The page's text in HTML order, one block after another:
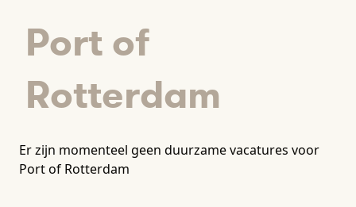
Port of
Rotterdam
Er zijn momenteel geen duurzame vacatures voor
Port of Rotterdam